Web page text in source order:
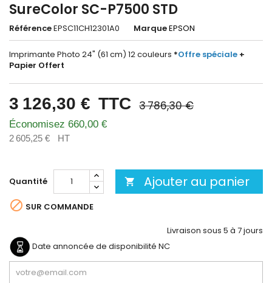
SureColor SC-P7500 STD
RéférenceEPSC11CH12301A0 MarqueEPSON
Imprimante Photo 24" (61 cm) 12 couleurs *Offre spéciale +
Papier Offert
3 126,30 € TTC 3 786,30 €
Économisez 660,00 €
2 605,25 € HT
Quantité  Ajouter au panier
 SUR COMMANDE
Livraison sous 5 à 7 jours
Date annoncée de disponibilité NC